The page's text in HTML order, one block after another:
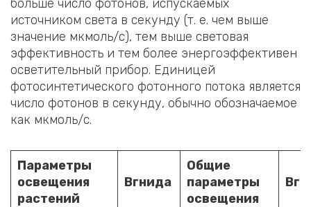
больше число фотонов, испускаемых
источником света в секунду (т. е. чем выше
значение мкмоль/с), тем выше световая
эффективность и тем более энергоэффективен
осветительный прибор. Единицей
фотосинтетического фотонного потока является
число фотонов в секунду, обычно обозначаемое
как мкмоль/с.
Параметры
освещения
растений
Вгнида
Общие
параметры
освещения
В